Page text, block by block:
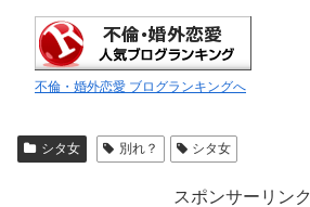
不倫・婚外恋愛 ブログランキングへ
シタ女 別れ？ シタ女
スポンサーリンク